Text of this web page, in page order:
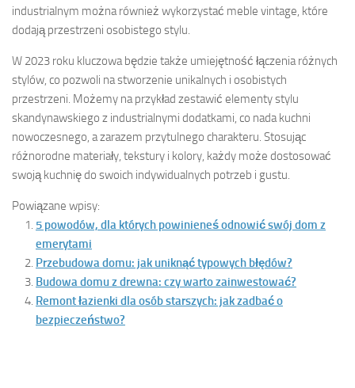
industrialnym można również wykorzystać meble vintage, które
dodają przestrzeni osobistego stylu.
W 2023 roku kluczowa będzie także umiejętność łączenia różnych
stylów, co pozwoli na stworzenie unikalnych i osobistych
przestrzeni. Możemy na przykład zestawić elementy stylu
skandynawskiego z industrialnymi dodatkami, co nada kuchni
nowoczesnego, a zarazem przytulnego charakteru. Stosując
różnorodne materiały, tekstury i kolory, każdy może dostosować
swoją kuchnię do swoich indywidualnych potrzeb i gustu.
Powiązane wpisy:
5 powodów, dla których powinieneś odnowić swój dom z
emerytami
Przebudowa domu: jak uniknąć typowych błędów?
Budowa domu z drewna: czy warto zainwestować?
Remont łazienki dla osób starszych: jak zadbać o
bezpieczeństwo?